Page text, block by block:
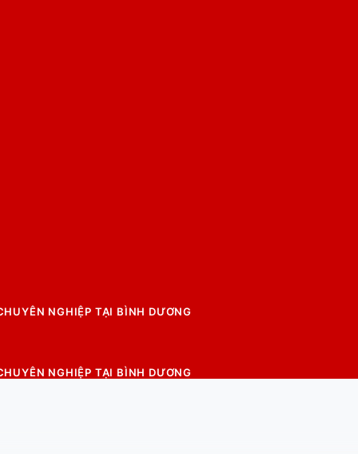
NGHIỆP TẠI BÌNH DƯƠNG
NGHIỆP TẠI BÌNH DƯƠNG